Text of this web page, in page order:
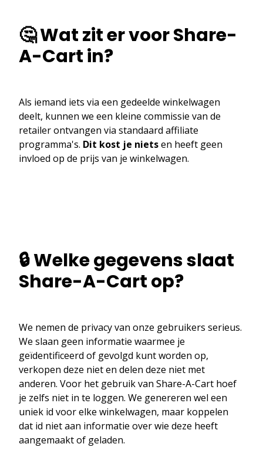
🤔 Wat zit er voor Share-
A-Cart in?
Als iemand iets via een gedeelde winkelwagen
deelt, kunnen we een kleine commissie van de
retailer ontvangen via standaard affiliate
programma's. Dit kost je nietsen heeft geen
invloed op de prijs van je winkelwagen.
🔒 Welke gegevens slaat
Share-A-Cart op?
We nemen de privacy van onze gebruikers serieus.
We slaan geen informatie waarmee je
geïdentificeerd of gevolgd kunt worden op,
verkopen deze niet en delen deze niet met
anderen. Voor het gebruik van Share-A-Cart hoef
je zelfs niet in te loggen. We genereren wel een
uniek id voor elke winkelwagen, maar koppelen
dat id niet aan informatie over wie deze heeft
aangemaakt of geladen.